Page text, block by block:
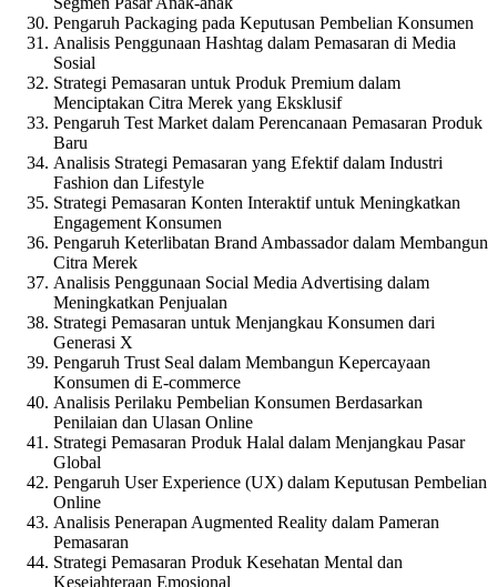
Pengaruh Packaging pada Keputusan Pembelian Konsumen
Analisis Penggunaan Hashtag dalam Pemasaran di Media
Sosial
Strategi Pemasaran untuk Produk Premium dalam
Menciptakan Citra Merek yang Eksklusif
Pengaruh Test Market dalam Perencanaan Pemasaran Produk
Baru
Analisis Strategi Pemasaran yang Efektif dalam Industri
Fashion dan Lifestyle
Strategi Pemasaran Konten Interaktif untuk Meningkatkan
Engagement Konsumen
Pengaruh Keterlibatan Brand Ambassador dalam Membangun
Citra Merek
Analisis Penggunaan Social Media Advertising dalam
Meningkatkan Penjualan
Strategi Pemasaran untuk Menjangkau Konsumen dari
Generasi X
Pengaruh Trust Seal dalam Membangun Kepercayaan
Konsumen di E-commerce
Analisis Perilaku Pembelian Konsumen Berdasarkan
Penilaian dan Ulasan Online
Strategi Pemasaran Produk Halal dalam Menjangkau Pasar
Global
Pengaruh User Experience (UX) dalam Keputusan Pembelian
Online
Analisis Penerapan Augmented Reality dalam Pameran
Pemasaran
Strategi Pemasaran Produk Kesehatan Mental dan
Kesejahteraan Emosional